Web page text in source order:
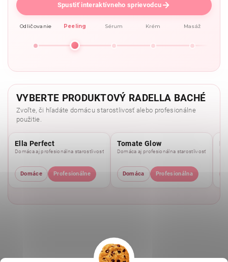
Spustiť interaktívneho sprievodcu
Odličovanie Peeling Sérum Krém Masáž
VYBERTE PRODUKTOVÝ RADELLA BACHÉ
Zvoľte, či hľadáte domácu starostlivosť alebo profesionálne
použitie.
Ella Perfect
Domáca aj profesionálna starostlivosť
Domáce Profesionálne
Tomate Glow
Domáca aj profesionálna starostlivosť
Domáca Profesionálna